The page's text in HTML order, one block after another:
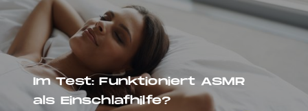
Im Test: Funktioniert ASMR
als Einschlafhilfe?